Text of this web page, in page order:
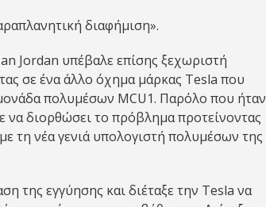
διαφήμιση».
Jordan υπέβαλε επίσης ξεχωριστή
σε ένα άλλο όχημα μάρκας Tesla που
πολυμέσων MCU1. Παρόλο που ήταν
διορθώσει το πρόβλημα προτείνοντας
τη νέα γενιά υπολογιστή πολυμέσων της
της εγγύησης και διέταξε την Tesla να